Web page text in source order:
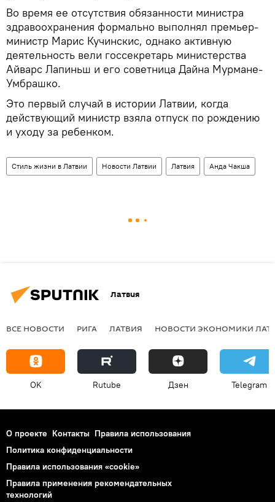
Во время ее отсутствия обязанности министра
здравоохранения формально выполнял премьер-
министр Марис Кучинскис, однако активную
деятельность вели госсекретарь министерства
Айварс Лапиньш и его советница Дайна Мурмане-
Умбрашко.
Это первый случай в истории Латвии, когда
действующий министр взяла отпуск по рождению
и уходу за ребенком.
Стиль жизни в Латвии Новости Латвии Латвия Анда Чакша
Латвия
ВСЕ НОВОСТИ РИГА ЛАТВИЯ НОВОСТИ ЭКОНОМИКИ
OK Rutube Дзен Telegram
О проекте Контакты Правила использования
Политика конфиденциальности
Правила использования «cookie»
Правила применения рекомендательных
технологий